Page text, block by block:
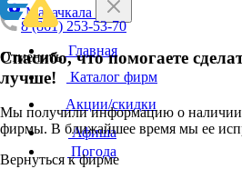
8 (861) 253-53-70
Отменить
Спасибо, что помогаете
лучше!
Мы получили информацию о
фирмы. В ближайшее время мы ее
Вернуться к фирме
Махачкала
Главная
Каталог фирм
Акции/скидки
Афиша
Погода